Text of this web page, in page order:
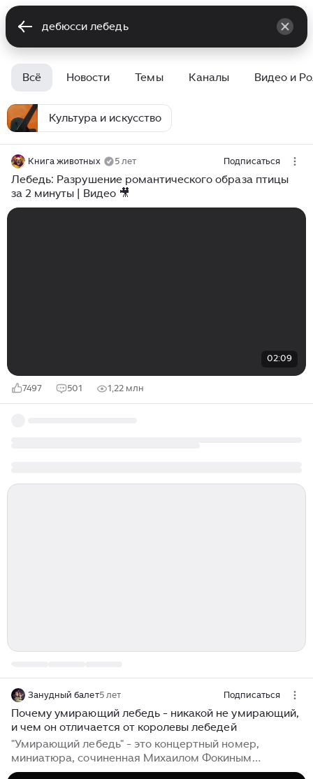
Всё Новости Темы Каналы Видео и
Культура и искусство
Книга животных 5 лет Подписаться
Лебедь: Разрушение романтического образа птицы
за 2 минуты | Видео 🎥
02:09
7497 501 1,22 млн
Занудный балет5 лет Подписаться
Почему умирающий лебедь - никакой не умирающий,
и чем он отличается от королевы лебедей
"Умирающий лебедь" - это концертный номер,
миниатюра, сочиненная Михаилом Фокиным
совместно с Анной Павловой в конце 1907-го и